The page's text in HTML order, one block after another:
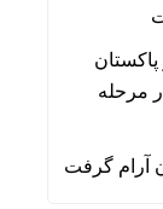
مرحله
آرام گرفت